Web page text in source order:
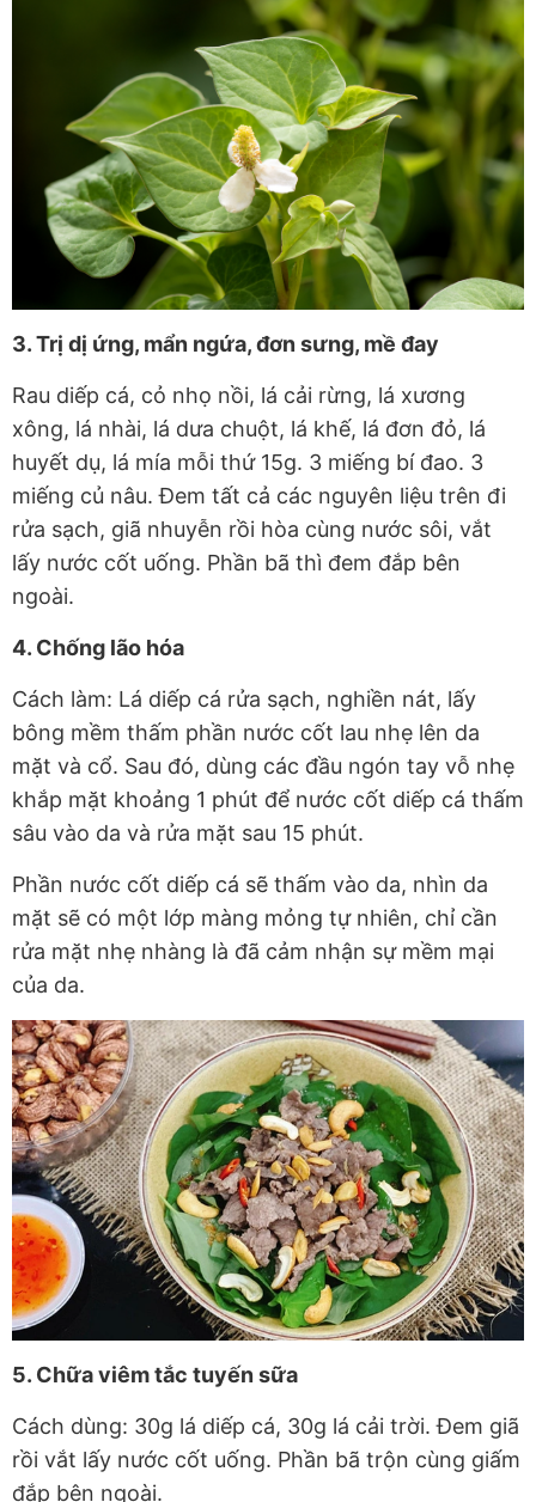
3. Trị dị ứng, mẩn ngứa, đơn sưng, mề đay
Rau diếp cá, cỏ nhọ nồi, lá cải rừng, lá xương
xông, lá nhài, lá dưa chuột, lá khế, lá đơn đỏ, lá
huyết dụ, lá mía mỗi thứ 15g. 3 miếng bí đao. 3
miếng củ nâu. Đem tất cả các nguyên liệu trên đi
rửa sạch, giã nhuyễn rồi hòa cùng nước sôi, vắt
lấy nước cốt uống. Phần bã thì đem đắp bên
ngoài.
4. Chống lão hóa
Cách làm: Lá diếp cá rửa sạch, nghiền nát, lấy
bông mềm thấm phần nước cốt lau nhẹ lên da
mặt và cổ. Sau đó, dùng các đầu ngón tay vỗ nhẹ
khắp mặt khoảng 1 phút để nước cốt diếp cá thấm
sâu vào da và rửa mặt sau 15 phút.
Phần nước cốt diếp cá sẽ thấm vào da, nhìn da
mặt sẽ có một lớp màng mỏng tự nhiên, chỉ cần
rửa mặt nhẹ nhàng là đã cảm nhận sự mềm mại
của da.
5. Chữa viêm tắc tuyến sữa
Cách dùng: 30g lá diếp cá, 30g lá cải trời. Đem giã
rồi vắt lấy nước cốt uống. Phần bã trộn cùng giấm
đắp bên ngoài.